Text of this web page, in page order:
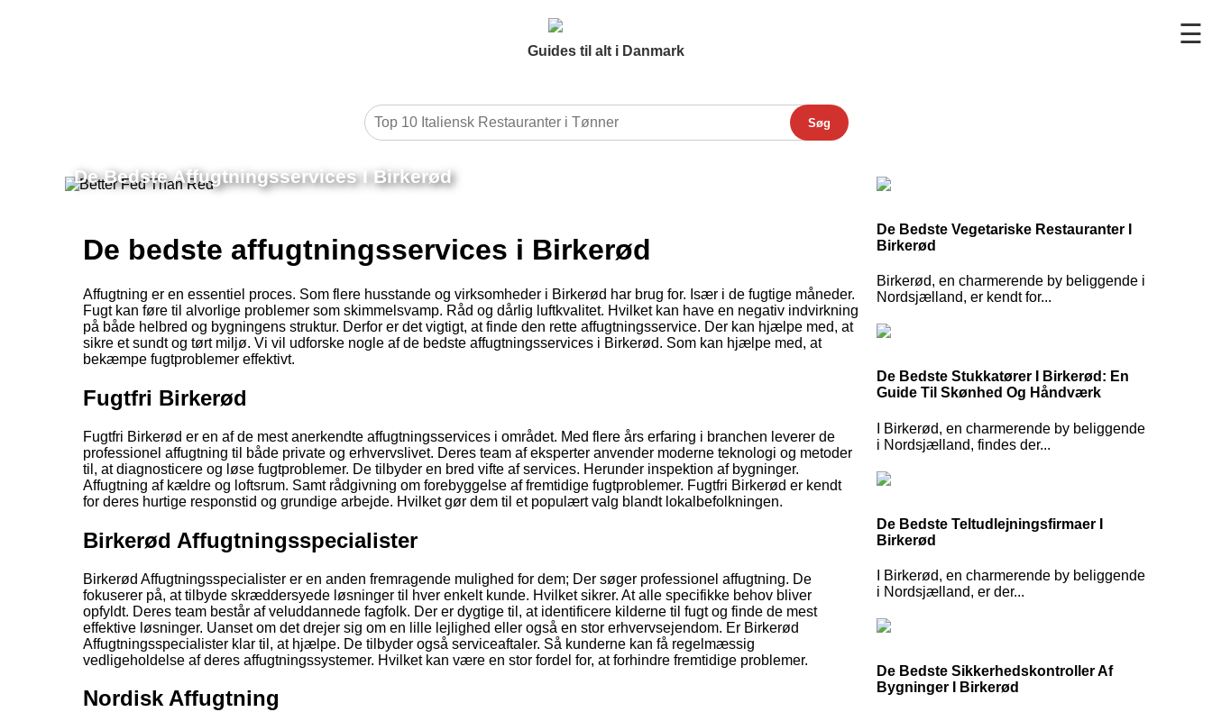
Guides til alt i Danmark
☰
Søg
De Bedste Affugtningsservices I Birkerød
De bedste affugtningsservices i Birkerød
Affugtning er en essentiel proces. Som flere husstande og virksomheder i Birkerød har brug for. Især i de fugtige måneder.
Fugt kan føre til alvorlige problemer som skimmelsvamp. Råd og dårlig luftkvalitet. Hvilket kan have en negativ indvirkning
på både helbred og bygningens struktur. Derfor er det vigtigt, at finde den rette affugtningsservice. Der kan hjælpe med, at
sikre et sundt og tørt miljø. Vi vil udforske nogle af de bedste affugtningsservices i Birkerød. Som kan hjælpe med, at
bekæmpe fugtproblemer effektivt.
Fugtfri Birkerød
Fugtfri Birkerød er en af de mest anerkendte affugtningsservices i området. Med flere års erfaring i branchen leverer de
professionel affugtning til både private og erhvervslivet. Deres team af eksperter anvender moderne teknologi og metoder
til, at diagnosticere og løse fugtproblemer. De tilbyder en bred vifte af services. Herunder inspektion af bygninger.
Affugtning af kældre og loftsrum. Samt rådgivning om forebyggelse af fremtidige fugtproblemer. Fugtfri Birkerød er kendt
for deres hurtige responstid og grundige arbejde. Hvilket gør dem til et populært valg blandt lokalbefolkningen.
Birkerød Affugtningsspecialister
Birkerød Affugtningsspecialister er en anden fremragende mulighed for dem; Der søger professionel affugtning. De
fokuserer på, at tilbyde skræddersyede løsninger til hver enkelt kunde. Hvilket sikrer. At alle specifikke behov bliver
opfyldt. Deres team består af veluddannede fagfolk. Der er dygtige til, at identificere kilderne til fugt og finde de mest
effektive løsninger. Uanset om det drejer sig om en lille lejlighed eller også en stor erhvervsejendom. Er Birkerød
Affugtningsspecialister klar til, at hjælpe. De tilbyder også serviceaftaler. Så kunderne kan få regelmæssig
vedligeholdelse af deres affugtningssystemer. Hvilket kan være en stor fordel for, at forhindre fremtidige problemer.
Nordisk Affugtning
De Bedste Vegetariske Restauranter I
Birkerød
Birkerød, en charmerende by beliggende i
Nordsjælland, er kendt for...
De Bedste Stukkatører I Birkerød: En
Guide Til Skønhed Og Håndværk
I Birkerød, en charmerende by beliggende
i Nordsjælland, findes der...
De Bedste Teltudlejningsfirmaer I
Birkerød
I Birkerød, en charmerende by beliggende
i Nordsjælland, er der...
De Bedste Sikkerhedskontroller Af
Bygninger I Birkerød